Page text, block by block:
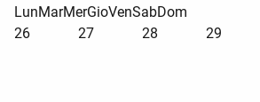
LunMarMerGioVenSabDom
26
27 28 29